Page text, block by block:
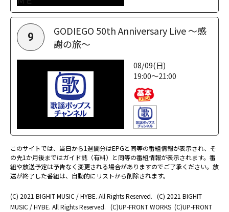
9
GODIEGO 50th Anniversary Live ～感
謝の旅～
08/09(日)
19:00～21:00
このサイトでは、当日から1週間分はEPGと同等の番組情報が表示され、そ
の先1か月後まではガイド誌（有料）と同等の番組情報が表示されます。番
組や放送予定は予告なく変更される場合がありますのでご了承ください。放
送が終了した番組は、自動的にリストから削除されます。
(C) 2021 BIGHIT MUSIC / HYBE. All Rights Reserved. (C) 2021 BIGHIT
MUSIC / HYBE. All Rights Reserved. (C)UP-FRONT WORKS (C)UP-FRONT